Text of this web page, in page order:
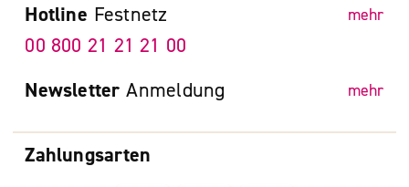
Zahlungsarten
Hotline Festnetz mehr
00 800 21 21 21 00
Newsletter Anmeldung mehr